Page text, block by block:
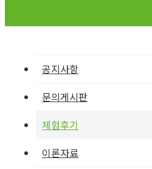
공지사항
문의게시판
체험후기
이론자료